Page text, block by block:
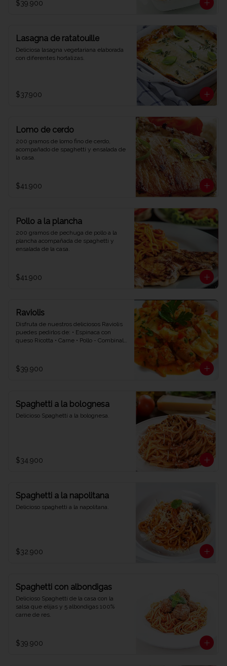
$39.900
Lasagna de ratatouille
Deliciosa lasagna vegetariana elaborada
con diferentes hortalizas.
$37.900
Lomo de cerdo
200 gramos de lomo fino de cerdo,
acompañado de spaghetti y ensalada de
la casa.
$41.900
Pollo a la plancha
200 gramos de pechuga de pollo a la
plancha acompañada de spaghetti y
ensalada de la casa.
$41.900
Raviolis
Disfruta de nuestros deliciosos Raviolis
puedes pedirlos de: • Espinaca con
queso Ricotta • Carne • Pollo - Combinalo
$39.900
Spaghetti a la bolognesa
Delicioso Spaghetti a la bolognesa.
$34.900
Spaghetti a la napolitana
Delicioso spaghetti a la napolitana.
$32.900
Spaghetti con albondigas
Delicioso Spaghetti de la casa con la
salsa que elijas y 5 albondigas 100%
carne de res.
$39.900